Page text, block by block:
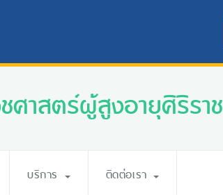
ศาสตร์ผู้สูงอายุศิริราช
บริการ ติดต่อเรา